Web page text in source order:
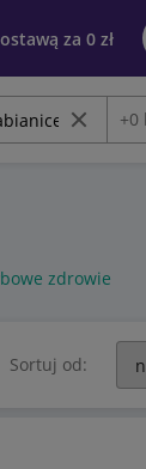
za 0 zł
Wyczyść
+0
zdrowie
Sortuj od: